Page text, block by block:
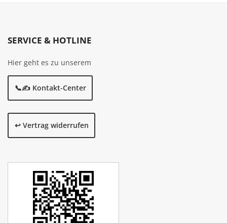
SERVICE & HOTLINE
Hier geht es zu unserem
📞✍️ Kontakt-Center
↩️ Vertrag widerrufen